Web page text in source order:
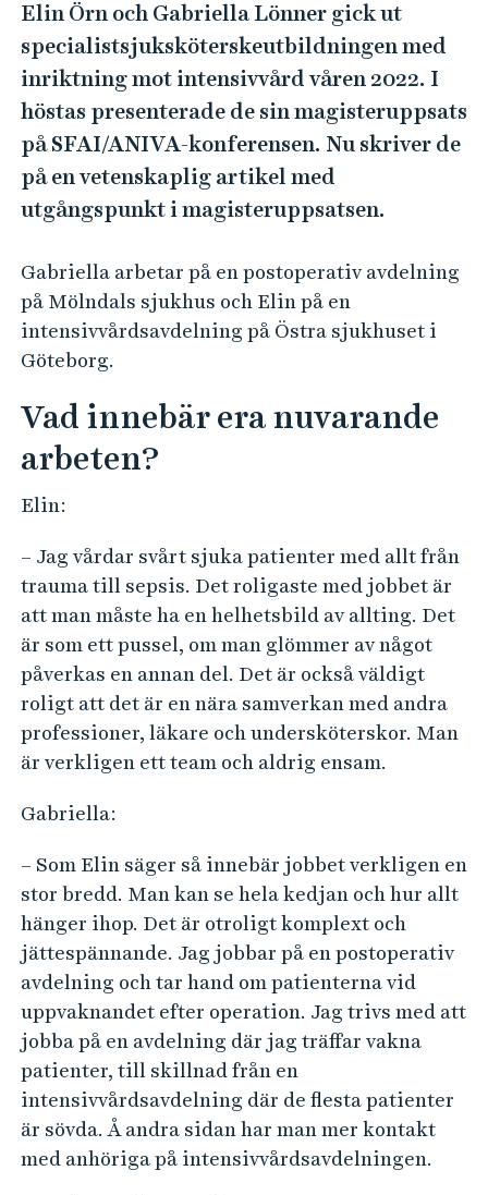
Elin Örn och Gabriella Lönner gick ut
specialistsjuksköterskeutbildningen med
inriktning mot intensivvård våren 2022. I
höstas presenterade de sin magisteruppsats
på SFAI/ANIVA-konferensen. Nu skriver de
på en vetenskaplig artikel med
utgångspunkt i magisteruppsatsen.
Gabriella arbetar på en postoperativ avdelning
på Mölndals sjukhus och Elin på en
intensivvårdsavdelning på Östra sjukhuset i
Göteborg.
Vad innebär era nuvarande
arbeten?
Elin:
– Jag vårdar svårt sjuka patienter med allt från
trauma till sepsis. Det roligaste med jobbet är
att man måste ha en helhetsbild av allting. Det
är som ett pussel, om man glömmer av något
påverkas en annan del. Det är också väldigt
roligt att det är en nära samverkan med andra
professioner, läkare och undersköterskor. Man
är verkligen ett team och aldrig ensam.
Gabriella:
– Som Elin säger så innebär jobbet verkligen en
stor bredd. Man kan se hela kedjan och hur allt
hänger ihop. Det är otroligt komplext och
jättespännande. Jag jobbar på en postoperativ
avdelning och tar hand om patienterna vid
uppvaknandet efter operation. Jag trivs med att
jobba på en avdelning där jag träffar vakna
patienter, till skillnad från en
intensivvårdsavdelning där de flesta patienter
är sövda. Å andra sidan har man mer kontakt
med anhöriga på intensivvårdsavdelningen.